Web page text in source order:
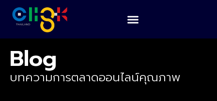
Blog
บทความการตลาดออนไลน์คุณภาพ